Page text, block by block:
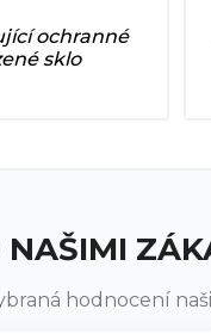
ochranné
sklo
NAŠIMI
hodnocení